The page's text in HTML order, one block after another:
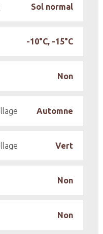
Sol normal
-10°C, -15°C
Non
Automne
Vert
Non
Non